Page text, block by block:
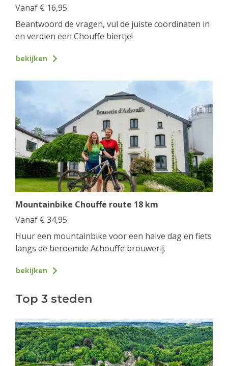
Vanaf € 16,95
Beantwoord de vragen, vul de juiste coördinaten in
en verdien een Chouffe biertje!
bekijken
Mountainbike Chouffe route 18 km
Vanaf € 34,95
Huur een mountainbike voor een halve dag en fiets
langs de beroemde Achouffe brouwerij.
bekijken
Top 3 steden